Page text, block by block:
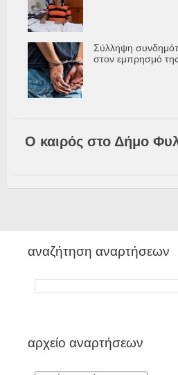
Σύλληψη
στον εμπρησμό
Ο καιρός στο Δήμο
αναζήτηση αναρτήσεων
αρχείο αναρτήσεων